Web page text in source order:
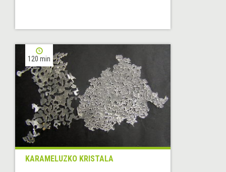
120 min
KARAMELUZKO KRISTALA